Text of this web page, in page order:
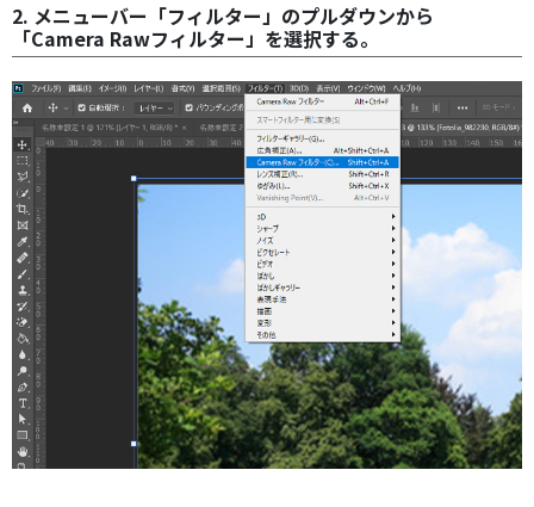
2. メニューバー「フィルター」のプルダウンから
「Camera Rawフィルター」を選択する。